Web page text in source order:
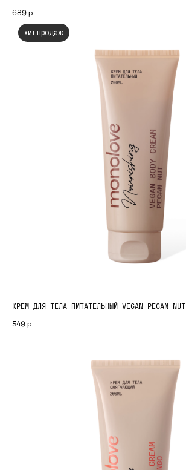
689р.
хит продаж
КРЕМ ДЛЯ ТЕЛА ПИТАТЕЛЬНЫЙ VEGAN PECAN NUT
549р.
ООО «Гридем»
Согласие на обработку персональных данных
Согласие на информационно-рекламную рассылку
Политика конфиденциальности